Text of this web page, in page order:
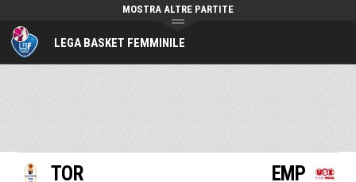
LEGA BASKET FEMMINILE
MOSTRA ALTRE PARTITE
TOR EMP